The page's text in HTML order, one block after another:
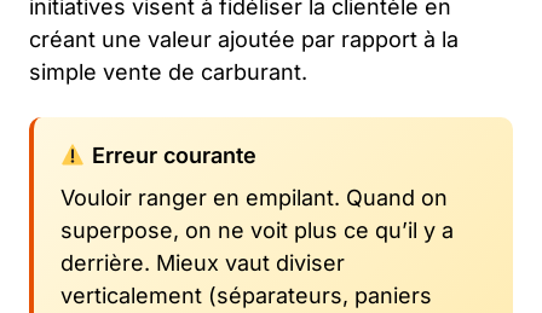
initiatives visent à fidéliser la clientèle en
créant une valeur ajoutée par rapport à la
simple vente de carburant.
Erreur courante
Vouloir ranger en empilant. Quand on
superpose, on ne voit plus ce qu’il y a
derrière. Mieux vaut diviser
verticalement (séparateurs, paniers